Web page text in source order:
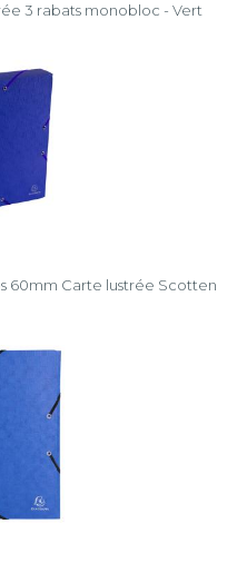
3 rabats monobloc - Vert
60mm Carte lustrée Scotten